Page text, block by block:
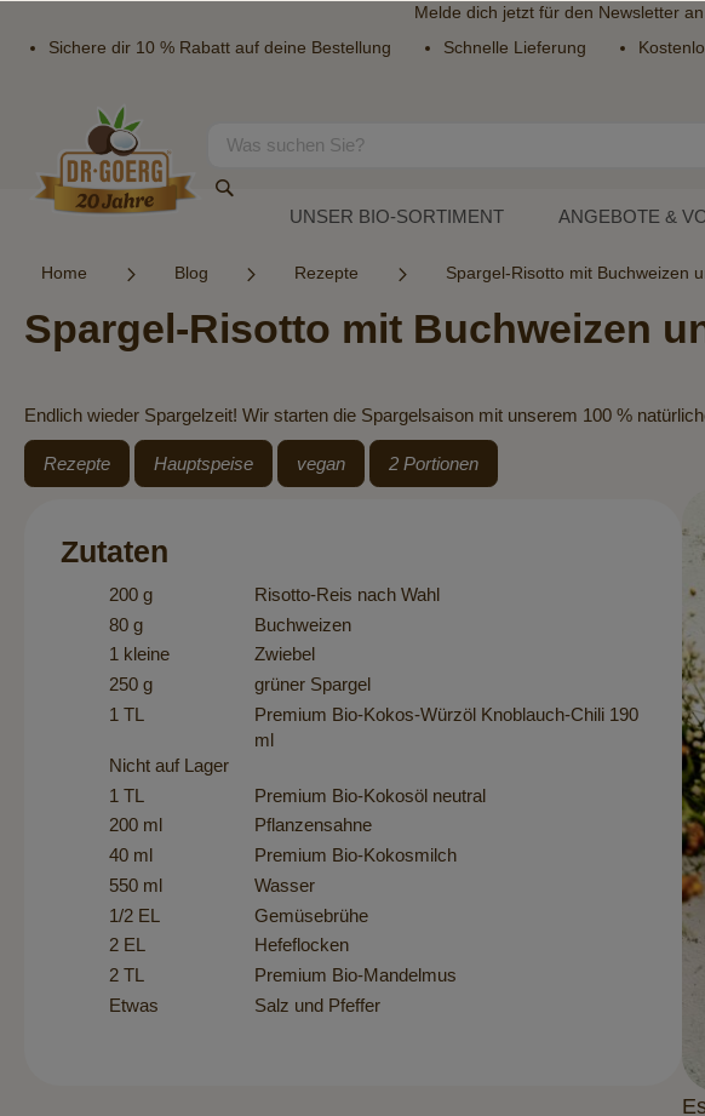
Melde dich jetzt für den Newsletteran
Sichere dir 10 % Rabatt auf deine Bestellung
Schnelle Lieferung
Inhalt
Suche
UNSER BIO-SORTIMENT ANGEBOTE &
Home Blog Rezepte Spargel-Risotto mit Buchweizen
Spargel-Risotto mit Buchweizen
Endlich wieder Spargelzeit! Wir starten die Spargelsaison mit unserem 100 %
Rezepte Hauptspeise vegan 2 Portionen
Zutaten
200 g
Risotto-Reis nach Wahl
80 g
Buchweizen
1 kleine
Zwiebel
250 g
grüner Spargel
1 TL
Premium Bio-Kokos-Würzöl Knoblauch-Chili 190
ml
Nicht auf Lager
1 TL
Premium Bio-Kokosöl neutral
200 ml
Pflanzensahne
40 ml
Premium Bio-Kokosmilch
550 ml
Wasser
1/2 EL
Gemüsebrühe
2 EL
Hefeflocken
2 TL
Premium Bio-Mandelmus
Etwas
Salz und Pfeffer